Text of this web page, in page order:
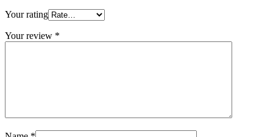
Your rating
Your review *